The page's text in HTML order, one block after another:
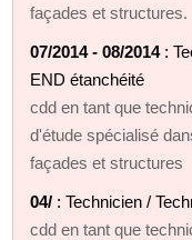
façades et structures.
07/2014 - 08/2014:
END étanchéité
cdd en tant que
d'étude spécialisé
façades et structures
04/ : Technicien /
cdd en tant que